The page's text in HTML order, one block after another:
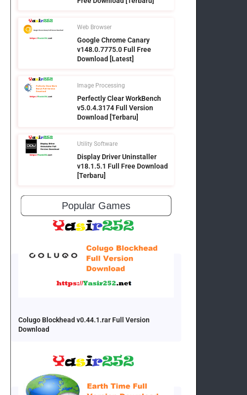
Web Browser
Google Chrome Canary
v148.0.7775.0 Full Free
Download [Latest]
Image Processing
Perfectly Clear WorkBench
v5.0.4.3174 Full Version
Download [Terbaru]
Utility Software
Display Driver Uninstaller
v18.1.5.1 Full Free Download
[Terbaru]
Popular Games
Colugo Blockhead v0.44.1.rar Full Version
Download